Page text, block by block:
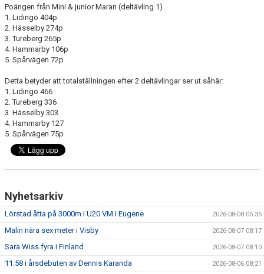
Poängen från Mini & junior Maran (deltävling 1)
1. Lidingö 404p
2. Hässelby 274p
3. Tureberg 265p
4. Hammarby 106p
5. Spårvägen 72p
Detta betyder att totalställningen efter 2 deltävlingar ser ut såhär:
1. Lidingö 466
2. Tureberg 336
3. Hässelby 303
4. Hammarby 127
5. Spårvägen 75p
Nyhetsarkiv
Lörstad åtta på 3000m i U20 VM i Eugene 2026-08-08 05:35
Malin nära sex meter i Visby 2026-08-07 08:17
Sara Wiss fyra i Finland 2026-08-07 08:10
11.58 i årsdebuten av Dennis Karanda 2026-08-06 08:21